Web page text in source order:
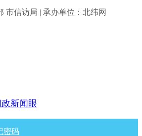
市信访局 | 承办单位：北纬网
政新闻眼
密码